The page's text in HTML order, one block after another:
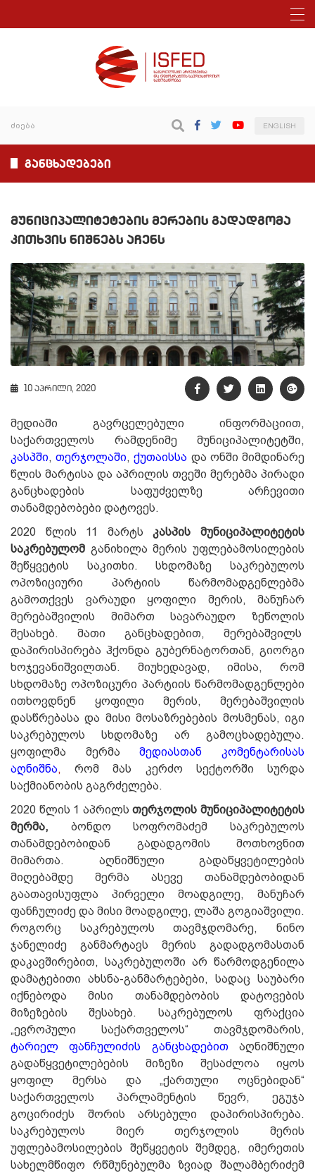
ENGLISH
განცხადებები
მუნიციპალიტეტების მერების გადადგომა
კითხვის ნიშნებს აჩენს
10 აპრილი, 2020
მედიაში გავრცელებული ინფორმაციით,
საქართველოს რამდენიმე მუნიციპალიტეტში,
კასპში,თერჯოლაში,ქუთაისსა და ონში მიმდინარე
წლის მარტისა და აპრილის თვეში მერებმა პირადი
განცხადების საფუძველზე არჩევითი
თანამდებობები დატოვეს.
2020 წლის 11 მარტს კასპის მუნიციპალიტეტის
საკრებულომ განიხილა მერის უფლებამოსილების
შეწყვეტის საკითხი. სხდომაზე საკრებულოს
ოპოზიციური პარტიის წარმომადგენლებმა
გამოთქვეს ვარაუდი ყოფილი მერის, მანუჩარ
მერებაშვილის მიმართ სავარაუდო ზეწოლის
შესახებ. მათი განცხადებით, მერებაშვილს
დაპირისპირება ჰქონდა გუბერნატორთან, გიორგი
ხოჯევანიშვილთან. მიუხედავად, იმისა, რომ
სხდომაზე ოპოზიცური პარტიის წარმომადგენლები
ითხოვდნენ ყოფილი მერის, მერებაშვილის
დასწრებასა და მისი მოსაზრებების მოსმენას, იგი
საკრებულოს სხდომაზე არ გამოცხადებულა.
ყოფილმა მერმამედიასთან კომენტარისას
აღნიშნა,
რომ მას კერძო სექტორში სურდა
საქმიანობის გაგრძელება.
2020 წლის 1 აპრილსთერჯოლის მუნიციპალიტეტის
მერმა, ბონდო სოფრომაძემ საკრებულოს
თანამდებობიდან გადადგომის მოთხოვნით
მიმართა. აღნიშნული გადაწყვეტილების
მიღებამდე მერმა ასევე თანამდებობიდან
გაათავისუფლა პირველი მოადგილე, მანუჩარ
ფანჩულიძე და მისი მოადგილე, ლაშა გოგიაშვილი.
როგორც საკრებულოს თავმჯდომარე, ნინო
ჯანელიძე განმარტავს მერის გადადგომასთან
დაკავშირებით, საკრებულოში არ წარმოდგენილა
დამატებითი ახსნა-განმარტებები, სადაც საუბარი
იქნებოდა მისი თანამდებობის დატოვების
მიზეზების შესახებ. საკრებულოს ფრაქცია
„ევროპული საქართველოს“ თავმჯდომარის,
ტარიელ ფანჩულიძის განცხადებითაღნიშნული
გადაწყვეტილებების მიზეზი შესაძლოა იყოს
ყოფილ მერსა და „ქართული ოცნებიდან“
საქართველოს პარლამენტის წევრ, ეგუჯა
გოცირიძეს შორის არსებული დაპირისპირება.
საკრებულოს მიერ თერჯოლის მერის
უფლებამოსილების შეწყვეტის შემდეგ, იმერეთის
სახელმწიფო რწმუნებულმა ზვიად შალამბერიძემ